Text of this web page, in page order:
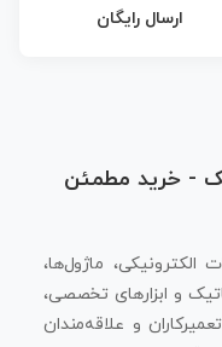
ارسال رایگان
- خرید مطمئن
الکترونیکی، ماژول‌ها،
و ابزارهای تخصصی،
و علاقه‌مندان